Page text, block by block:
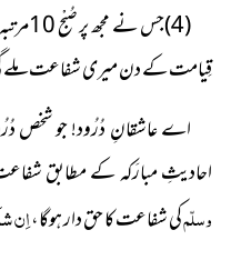
قِیامت کے دن میری شفاعت ملے
اے عاشقانِ دُرُود! جو شخص
احادیثِ مبارَکہ کے مطابق
وسلّمکی شفاعت کا حق دار ہوگا،اِن